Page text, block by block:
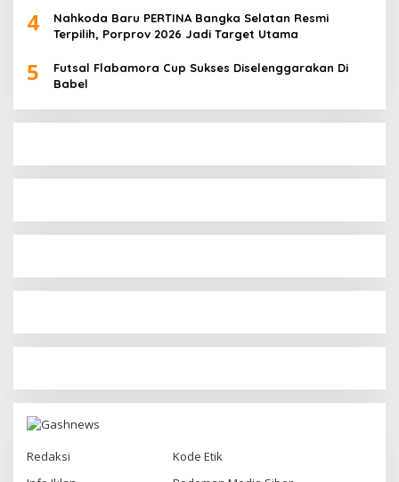
4
Nahkoda Baru PERTINA Bangka Selatan Resmi
Terpilih, Porprov 2026 Jadi Target Utama
5
Futsal Flabamora Cup Sukses Diselenggarakan Di
Babel
Redaksi
Kode Etik